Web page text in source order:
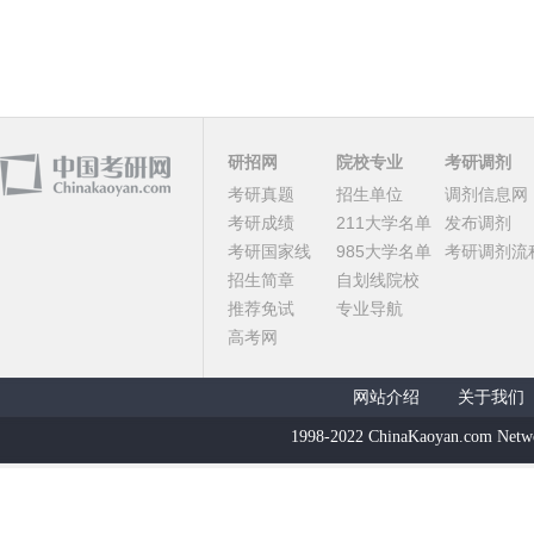
研招网
考研真题
考研成绩
考研国家线
招生简章
推荐免试
高考网
院校专业
招生单位
211大学名单
985大学名单
自划线院校
专业导航
考研调剂
调剂信息网
发布调剂
考研调剂流
网站介绍 关于我们
1998-2022 ChinaKaoyan.com